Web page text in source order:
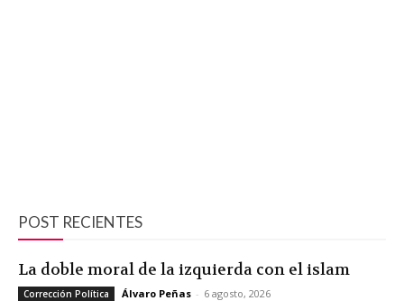
POST RECIENTES
La doble moral de la izquierda con el islam
Corrección Política Álvaro Peñas - 6 agosto, 2026